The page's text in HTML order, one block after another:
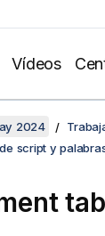
Vídeos
2024
script y